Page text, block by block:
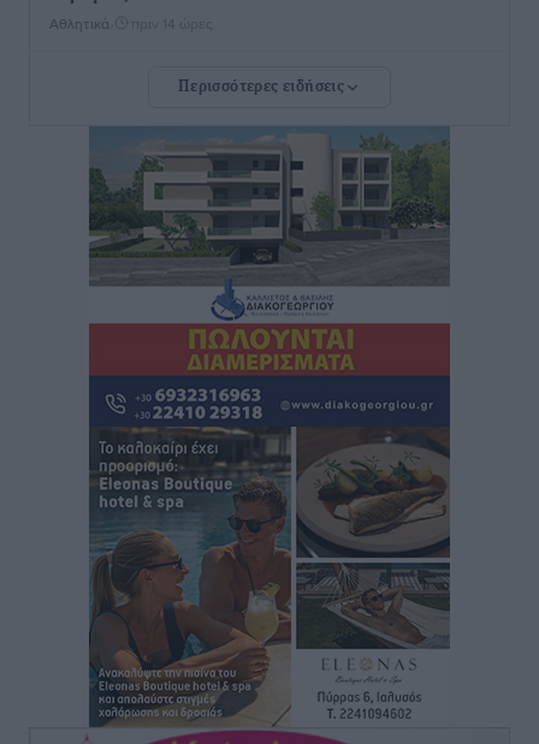
Αθλητικά πριν 14 ώρες
Rhodes Beyond Summer – Εκεί που το καλοκαίρι
πριν 14 ώρες
Κικίλιας: Μειώθηκαν κατά 34% οι μεταναστευτικές
ροές στα θαλάσσια σύνορα
Κως: Γερμανός τουρίστας κέρδισε αποζημίωση 900
ευρώ επειδή δεν βρήκε ξαπλώστρες στις
οικογενειακές διακοπές του
Τοπικές Ειδήσεις• πριν 14 ώρες
Ο γεωεντοπισμός μέσω 112 «έσωσε» Δανό περιπατητή
Τοπικές Ειδήσεις• πριν 14 ώρες
Σύμη: Ανασύρθηκε σορός άνδρα – Εξετάζεται αν είναι
ο 8ος Γερμανός που αγνοούνταν μετά την παράσυρσή
ιστιοφόρου
Τοπικές Ειδήσεις• πριν 14 ώρες
Περισσότερες ειδήσεις